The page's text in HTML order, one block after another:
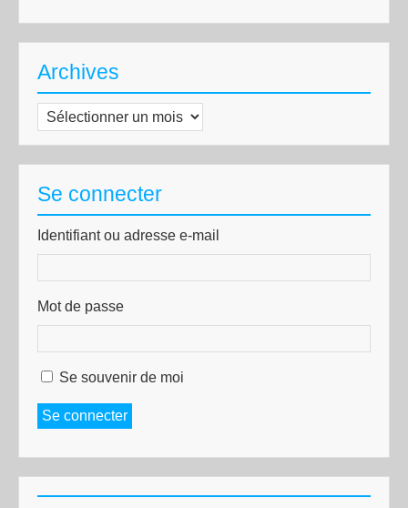
Archives
Archives
Se connecter
Identifiant ou adresse e-mail
Mot de passe
Se souvenir de moi
Se connecter